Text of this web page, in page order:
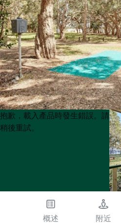
Product
List
Product
List
抱歉，載入產品時發生錯誤。請
稍後重試。
概述 附近